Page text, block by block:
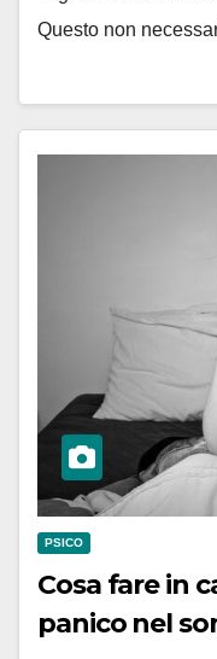
Questo non
PSICO
Cosa fare in
panico nel